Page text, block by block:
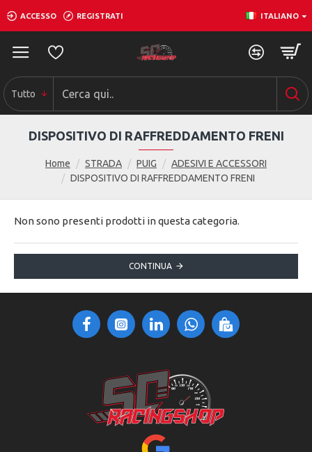
ACCESSO REGISTRATI ITALIANO
0
Tutto
Home STRADA PUIG
ADESIVI E ACCESSORI
DISPOSITIVO DI RAFFREDDAMENTO FRENI
DISPOSITIVO DI RAFFREDDAMENTO FRENI
Non sono presenti prodotti in questa categoria.
CONTINUA